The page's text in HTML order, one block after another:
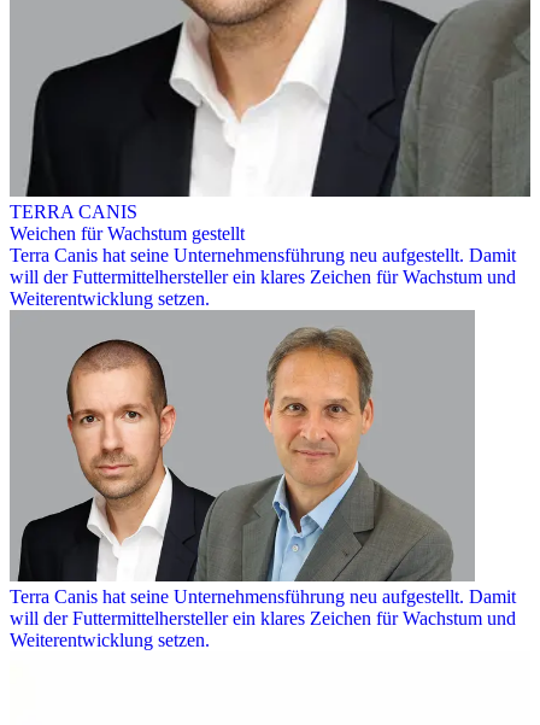
TERRA CANIS
Weichen für Wachstum gestellt
Terra Canis hat seine Unternehmensführung neu aufgestellt. Damit
will der Futtermittelhersteller ein klares Zeichen für Wachstum und
Weiterentwicklung setzen.
Terra Canis hat seine Unternehmensführung neu aufgestellt. Damit
will der Futtermittelhersteller ein klares Zeichen für Wachstum und
Weiterentwicklung setzen.